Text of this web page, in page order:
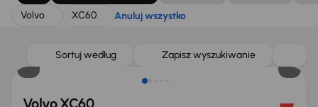
Volvo
XC60 Anuluj wszystko
Sortuj według Zapisz wyszukiwanie
Taniej o 5 000 zł
Volvo XC60